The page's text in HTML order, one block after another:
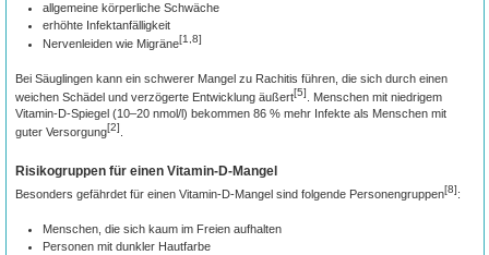
allgemeine körperliche Schwäche
erhöhte Infektanfälligkeit
Nervenleiden wie Migräne[1,8]
Bei Säuglingen kann ein schwerer Mangel zu Rachitis führen, die sich durch einen
weichen Schädel und verzögerte Entwicklung äußert[5]
. Menschen mit niedrigem
Vitamin-D-Spiegel (10–20 nmol/l) bekommen 86 % mehr Infekte als Menschen mit
guter Versorgung[2]
Risikogruppen für einen Vitamin-D-Mangel
Besonders gefährdet für einen Vitamin-D-Mangel sind folgende Personengruppen[8]:
Menschen, die sich kaum im Freien aufhalten
Personen mit dunkler Hautfarbe